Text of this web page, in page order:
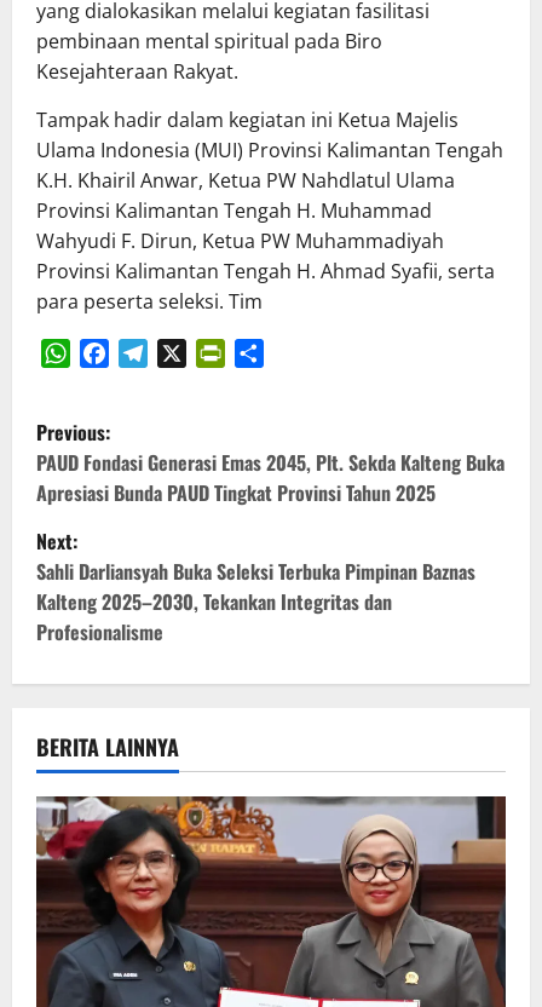
yang dialokasikan melalui kegiatan fasilitasi
pembinaan mental spiritual pada Biro
Kesejahteraan Rakyat.
Tampak hadir dalam kegiatan ini Ketua Majelis
Ulama Indonesia (MUI) Provinsi Kalimantan Tengah
K.H. Khairil Anwar, Ketua PW Nahdlatul Ulama
Provinsi Kalimantan Tengah H. Muhammad
Wahyudi F. Dirun, Ketua PW Muhammadiyah
Provinsi Kalimantan Tengah H. Ahmad Syafii, serta
para peserta seleksi. Tim
P
o
s
t
n
a
v
i
g
a
t
Previous:
PAUD Fondasi Generasi Emas 2045, Plt. Sekda Kalteng Buka
Apresiasi Bunda PAUD Tingkat Provinsi Tahun 2025
Next:
Sahli Darliansyah Buka Seleksi Terbuka Pimpinan Baznas
Kalteng 2025–2030, Tekankan Integritas dan
Profesionalisme
BERITA LAINNYA